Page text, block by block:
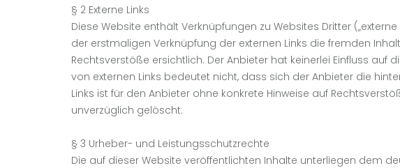
§ 2 Externe Links
Diese Website enthält Verknüpfungen zu Websites Dritter
der erstmaligen Verknüpfung der externen Links die fremden
Rechtsverstöße ersichtlich. Der Anbieter hat keinerlei Einfluss
von externen Links bedeutet nicht, dass sich der Anbieter die
Links ist für den Anbieter ohne konkrete Hinweise auf
unverzüglich gelöscht.
§ 3 Urheber- und Leistungsschutzrechte
Die auf dieser Website veröffentlichten Inhalte unterliegen dem